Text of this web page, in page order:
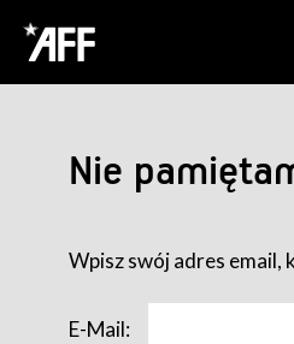
Nie
Wpisz swój adres email,
E-Mail: